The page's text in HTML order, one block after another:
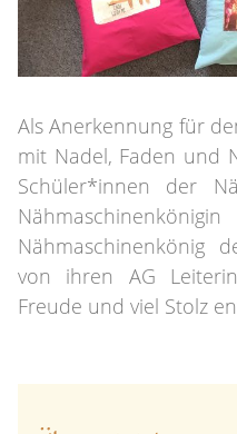
Als Anerkennung für
mit Nadel, Faden und
Schüler*innen der
Nähmaschinenkönig
von ihren AG
Freude und viel Stolz